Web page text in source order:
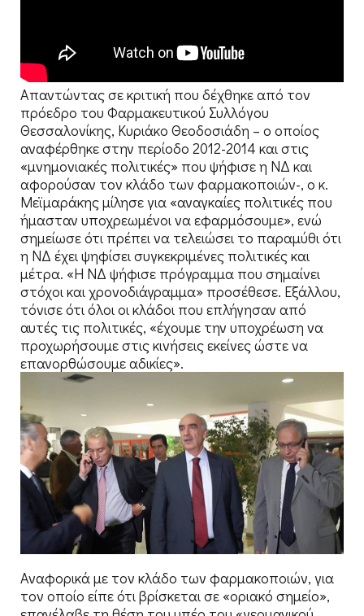
Απαντώντας σε κριτική που δέχθηκε από τον
πρόεδρο του Φαρμακευτικού Συλλόγου
Θεσσαλονίκης, Κυριάκο Θεοδοσιάδη – ο οποίος
αναφέρθηκε στην περίοδο 2012-2014 και στις
«μνημονιακές πολιτικές» που ψήφισε η ΝΔ και
αφορούσαν τον κλάδο των φαρμακοποιών-, ο κ.
Μεϊμαράκης μίλησε για «αναγκαίες πολιτικές που
ήμασταν υποχρεωμένοι να εφαρμόσουμε», ενώ
σημείωσε ότι πρέπει να τελειώσει το παραμύθι ότι
η ΝΔ έχει ψηφίσει συγκεκριμένες πολιτικές και
μέτρα. «Η ΝΔ ψήφισε πρόγραμμα που σημαίνει
στόχοι και χρονοδιάγραμμα» προσέθεσε. Εξάλλου,
τόνισε ότι όλοι οι κλάδοι που επλήγησαν από
αυτές τις πολιτικές, «έχουμε την υποχρέωση να
προχωρήσουμε στις κινήσεις εκείνες ώστε να
επανορθώσουμε αδικίες».
Αναφορικά με τον κλάδο των φαρμακοποιών, για
τον οποίο είπε ότι βρίσκεται σε «οριακό σημείο»,